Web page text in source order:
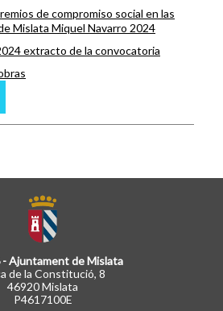
de compromiso social en las
Mislata Miquel Navarro 2024
extracto de la convocatoria
Ajuntament de Mislata
de la Constitució, 8
46920 Mislata
P4617100E